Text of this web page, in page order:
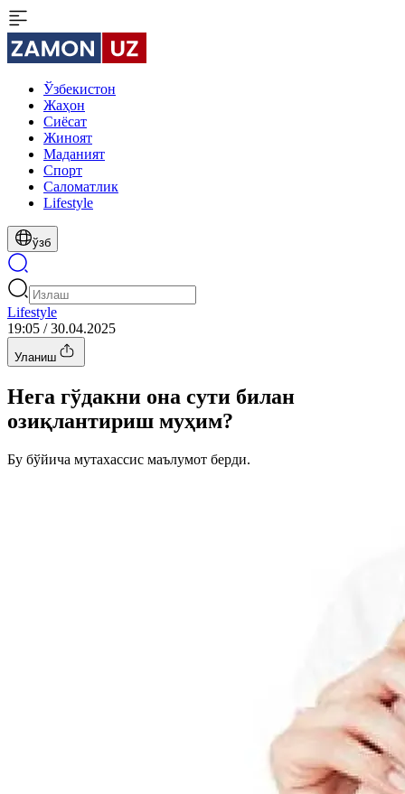
Ўзбекистон
Жаҳон
Сиёсат
Жиноят
Маданият
Спорт
Cаломатлик
Lifestyle
ўзб
Lifestyle
19:05 / 30.04.2025
Уланиш
Нега гўдакни она сути билан
озиқлантириш муҳим?
Бу бўйича мутахассис маълумот берди.